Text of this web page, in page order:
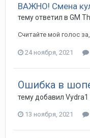
ВАЖНО! Смена
тему ответил в GM
Считайте мой голос
24 ноября, 2021
Ошибка в
тему добавил Vydra1
13 ноября, 2021